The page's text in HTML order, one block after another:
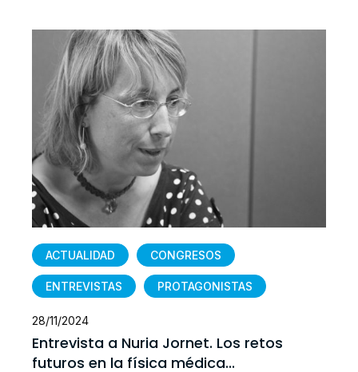
CONGRESOS
PROTAGONISTAS
a Nuria Jornet. Los retos
en la física médica...